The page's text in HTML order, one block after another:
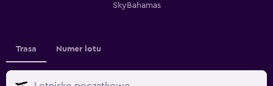
SkyBahamas
Trasa Numer lotu